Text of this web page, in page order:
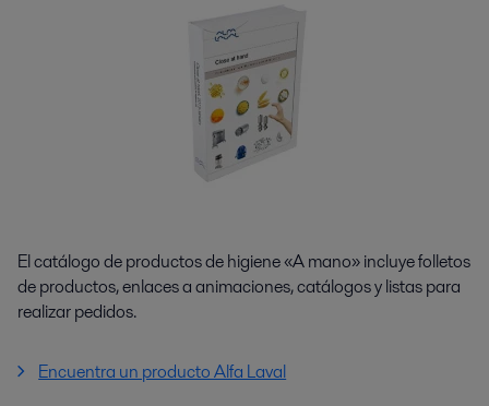
El catálogo de productos de higiene «A mano» incluye folletos
de productos, enlaces a animaciones, catálogos y listas para
realizar pedidos.
Encuentra un producto Alfa Laval